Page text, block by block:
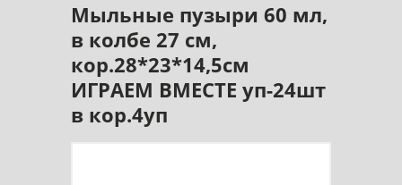
Мыльные пузыри 60 мл,
в колбе 27 см,
кор.28*23*14,5см
ИГРАЕМ ВМЕСТЕ уп-24шт
в кор.4уп